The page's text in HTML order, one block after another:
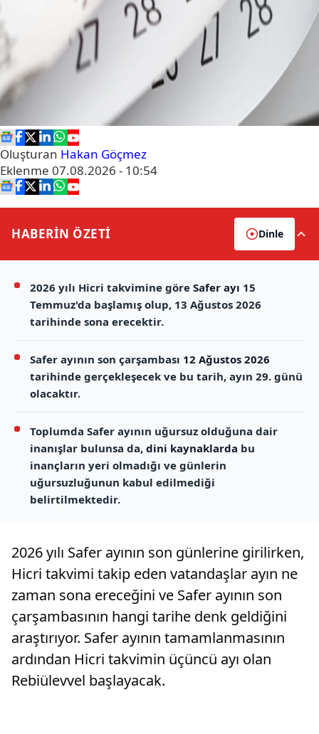
Oluşturan Hakan Göçmez
Eklenme 07.08.2026 - 10:54
HABERİN ÖZETİ Dinle
2026 yılı Hicri takvimine göre Safer ayı 15
Temmuz'da başlamış olup, 13 Ağustos 2026
tarihinde sona erecektir.
Safer ayının son çarşambası 12 Ağustos 2026
tarihinde gerçekleşecek ve bu tarih, ayın 29. günü
olacaktır.
Toplumda Safer ayının uğursuz olduğuna dair
inanışlar bulunsa da, dini kaynaklarda bu
inançların yeri olmadığı ve günlerin
uğursuzluğunun kabul edilmediği
belirtilmektedir.
2026 yılı Safer ayının son günlerine girilirken,
Hicri takvimi takip eden vatandaşlar ayın ne
zaman sona ereceğini ve Safer ayının son
çarşambasının hangi tarihe denk geldiğini
araştırıyor. Safer ayının tamamlanmasının
ardından Hicri takvimin üçüncü ayı olan
Rebiülevvel başlayacak.